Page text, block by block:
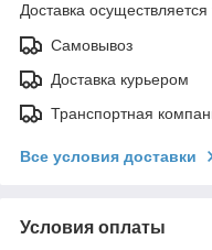
Доставка
Самовывоз
Доставка курьером
Транспортная
Все условия доставки
Условия оплаты